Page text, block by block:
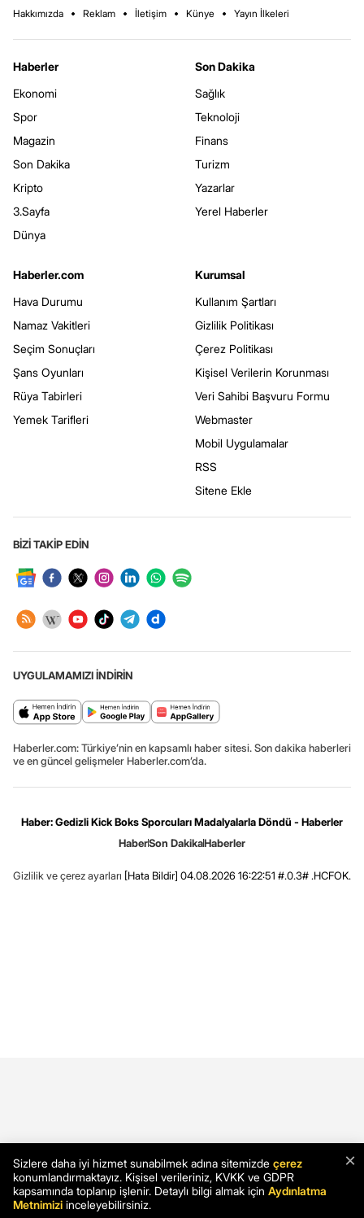
Hakkımızda Reklam İletişim Künye Yayın İlkeleri
Haberler
Ekonomi
Spor
Magazin
Son Dakika
Kripto
3.Sayfa
Dünya
Son Dakika
Sağlık
Teknoloji
Finans
Turizm
Yazarlar
Yerel Haberler
Haberler.com
Hava Durumu
Namaz Vakitleri
Seçim Sonuçları
Şans Oyunları
Rüya Tabirleri
Yemek Tarifleri
Kurumsal
Kullanım Şartları
Gizlilik Politikası
Çerez Politikası
Kişisel Verilerin Korunması
Veri Sahibi Başvuru Formu
Webmaster
Mobil Uygulamalar
RSS
Sitene Ekle
BİZİ TAKİP EDİN
UYGULAMAMIZI İNDİRİN
Haberler.com: Türkiye’nin en kapsamlı haber sitesi. Son dakika haberleri
ve en güncel gelişmeler Haberler.com’da.
Haber: Gedizli Kick Boks Sporcuları Madalyalarla Döndü - Haberler
HaberSon DakikaHaberler
Gizlilik ve çerez ayarları [Hata Bildir] 04.08.2026 16:22:51 #.0.3# .HCFOK.
×
Sizlere daha iyi hizmet sunabilmek adına sitemizde çerez
konumlandırmaktayız. Kişisel verileriniz, KVKK ve GDPR
kapsamında toplanıp işlenir. Detaylı bilgi almak için Aydınlatma
Metnimizi inceleyebilirsiniz.